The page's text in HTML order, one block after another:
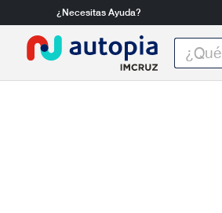
¿Necesitas Ayuda?